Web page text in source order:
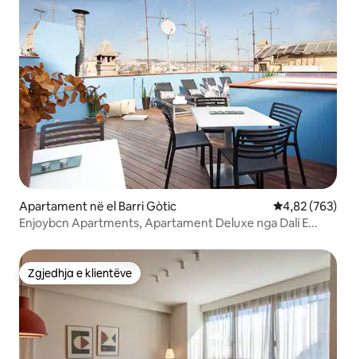
Apartament në el Barri Gòtic Vlerësimi
4,82 (763)
Enjoybcn Apartments, Apartament Deluxe nga Dalí E...
Zgjedhja e klientëve
Zgjedhja e klientëve